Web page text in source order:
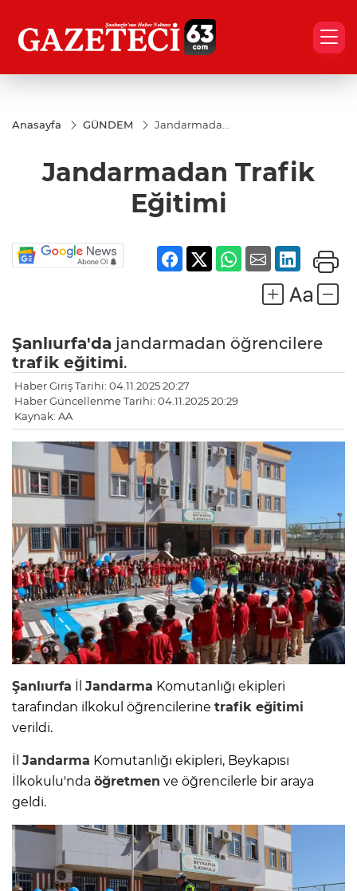
Anasayfa GÜNDEM
Jandarmadan
Jandarmadan Trafik
Eğitimi
Şanlıurfa'da jandarmadan öğrencilere
trafik eğitimi.
Haber Giriş Tarihi: 04.11.2025 20:27
Haber Güncellenme Tarihi: 04.11.2025 20:29
Kaynak: AA
Şanlıurfa İl Jandarma Komutanlığı ekipleri
tarafından ilkokul öğrencilerine trafik eğitimi
verildi.
İl Jandarma Komutanlığı ekipleri, Beykapısı
İlkokulu'nda öğretmen ve öğrencilerle bir araya
geldi.